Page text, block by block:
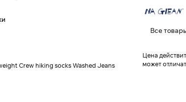
Crew hiking socks Washed Jeans
Все
Цена
может